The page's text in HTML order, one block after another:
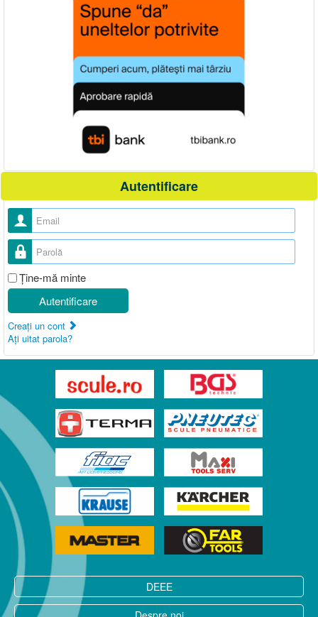
Autentificare
Nume utilizator
Parolă
Ţine-mă minte
Autentificare
Creaţi un cont
Aţi uitat parola?
DEEE